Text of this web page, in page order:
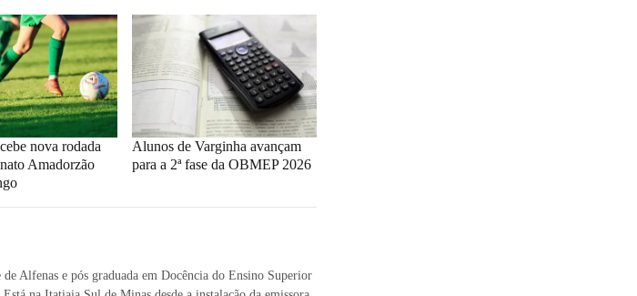
nova rodada
Amadorzão
Alunos de Varginha avançam
para a 2ª fase da OBMEP 2026
Alfenas e pós graduada em Docência do Ensino Superior